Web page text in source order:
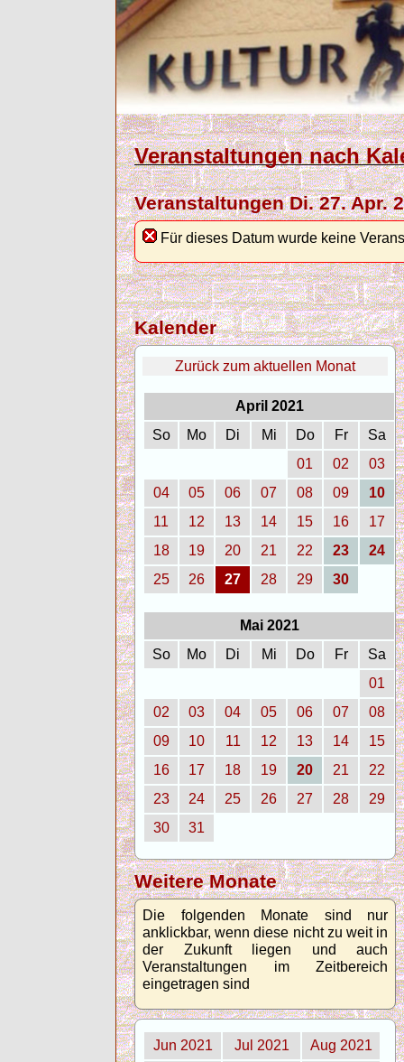
Veranstaltungen nach
Veranstaltungen Di. 27. Apr.
Für dieses Datum wurde keine
Kalender
Zurück zum aktuellen Monat
April 2021
So
Mo Di Mi Do Fr
Sa
01
02
03
04
05 06 07 08 09
10
11
12 13 14 15 16
17
18
19 20 21 22 23
24
25
26 27 28 29 30
Mai 2021
So
Mo Di Mi Do Fr
Sa
01
02
03 04 05 06 07
08
09
10 11 12 13 14
15
16
17 18 19 20 21
22
23
24 25 26 27 28
29
30
31
Weitere Monate
Die folgenden Monate sind nur
anklickbar, wenn diese nicht zu weit in
der Zukunft liegen und auch
Veranstaltungen im Zeitbereich
eingetragen sind
Jun 2021 Jul 2021
Aug 2021